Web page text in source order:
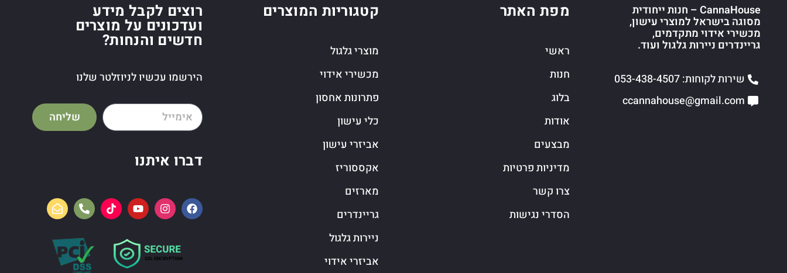
CannaHouse – חנות ייחודית
מסוגה בישראל למוצרי עישון,
מכשירי אידוי מתקדמים,
גריינדרים ניירות גלגול ועוד.
שירות לקוחות: 053-438-4507
ccannahouse@gmail.com
מפת האתר
ראשי
חנות
בלוג
אודות
מבצעים
מדיניות פרטיות
צרו קשר
הסדרי נגישות
קטגוריות המוצרים
מוצרי גלגול
מכשירי אידוי
פתרונות אחסון
כלי עישון
אביזרי עישון
אקססוריז
מארזים
גריינדרים
ניירות גלגול
אביזרי אידוי
רוצים לקבל מידע
ועדכונים על מוצרים
חדשים והנחות?
הירשמו עכשיו לניוזלטר שלנו
שליחה
דברו איתנו